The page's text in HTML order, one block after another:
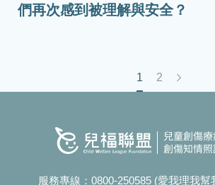
們再次感到被理解與安全？
1 2
服務專線： 0800-250585 (愛我理我幫